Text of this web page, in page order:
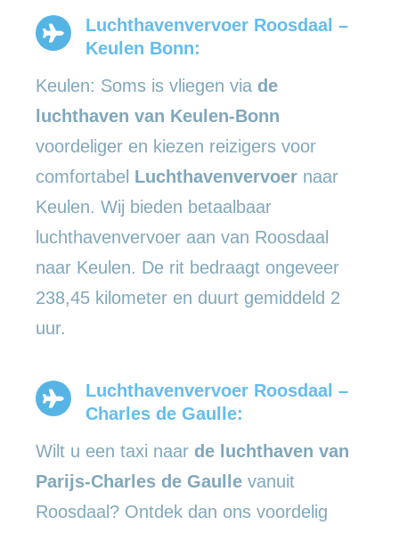
Luchthavenvervoer Roosdaal –
Keulen Bonn:
Keulen: Soms is vliegen via de
luchthaven van Keulen-Bonn
voordeliger en kiezen reizigers voor
comfortabel Luchthavenvervoer naar
Keulen. Wij bieden betaalbaar
luchthavenvervoer aan van Roosdaal
naar Keulen. De rit bedraagt ongeveer
238,45 kilometer en duurt gemiddeld 2
uur.
Luchthavenvervoer Roosdaal –
Charles de Gaulle:
Wilt u een taxi naar de luchthaven van
Parijs-Charles de Gaulle vanuit
Roosdaal? Ontdek dan ons voordelig